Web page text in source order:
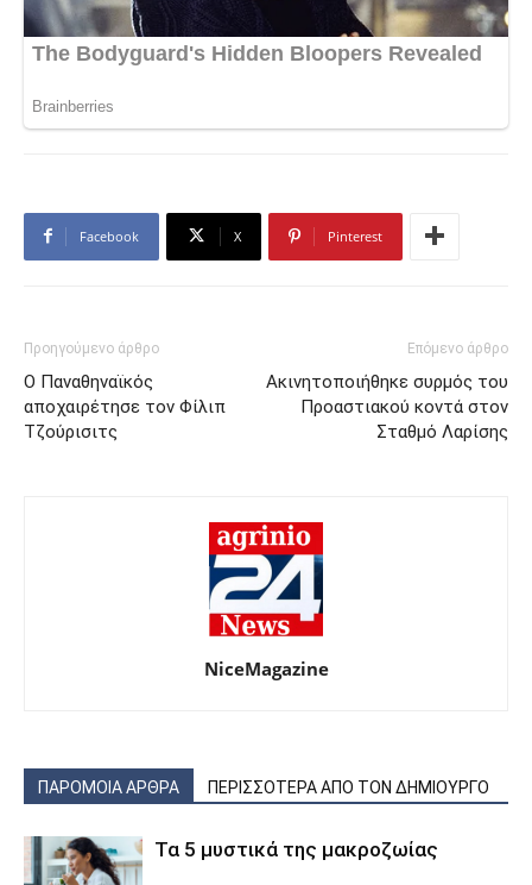
Facebook X Pinterest
Προηγούμενο άρθρο
Ο Παναθηναϊκός
αποχαιρέτησε τον Φίλιπ
Τζούρισιτς
Επόμενο άρθρο
Ακινητοποιήθηκε συρμός του
Προαστιακού κοντά στον
Σταθμό Λαρίσης
NiceMagazine
ΠΑΡΟΜΟΙΑ ΑΡΘΡΑ ΠΕΡΙΣΣΟΤΕΡΑ ΑΠΟ ΤΟΝ ΔΗΜΙΟΥΡΓΟ
Τα 5 μυστικά της μακροζωίας